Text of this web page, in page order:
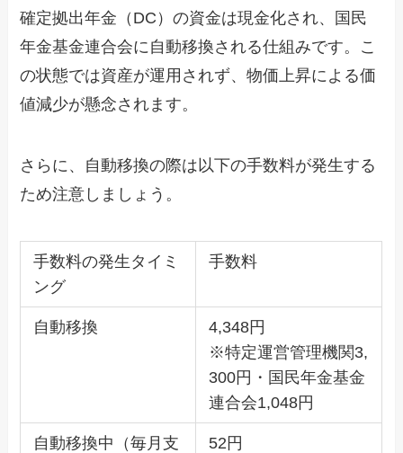
確定拠出年金（DC）の資金は現金化され、国民
年金基金連合会に自動移換される仕組みです。こ
の状態では資産が運用されず、物価上昇による価
値減少が懸念されます。
さらに、自動移換の際は以下の手数料が発生する
ため注意しましょう。
手数料の発生タイミ
ング
手数料
自動移換
4,348円
※特定運営管理機関3,
300円・国民年金基金
連合会1,048円
自動移換中（毎月支
52円